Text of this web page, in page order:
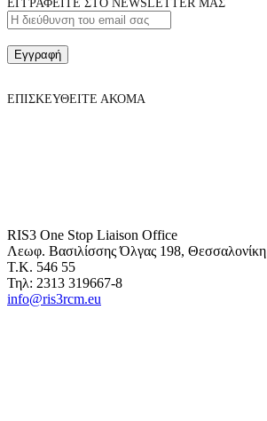
ΕΓΓΡΑΦΕΙΤΕ ΣΤΟ NEWSLETTER ΜΑΣ
Εγγραφή
ΕΠΙΣΚΕΥΘΕΙΤΕ ΑΚΟΜΑ
RIS3 One Stop Liaison Office
Λεωφ. Βασιλίσσης Όλγας 198, Θεσσαλονίκη
Τ.Κ. 546 55
Τηλ: 2313 319667-8
info@ris3rcm.eu